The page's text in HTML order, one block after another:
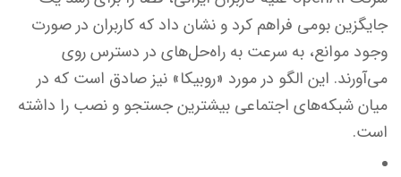
جایگزین بومی فراهم کرد و نشان داد که کاربران در صورت
وجود موانع، به سرعت به راه‌حل‌های در دسترس روی
می‌آورند. این الگو در مورد «روبیکا» نیز صادق است که در
میان شبکه‌های اجتماعی بیشترین جستجو و نصب را داشته
است.